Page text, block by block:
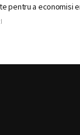
pentru a economisi